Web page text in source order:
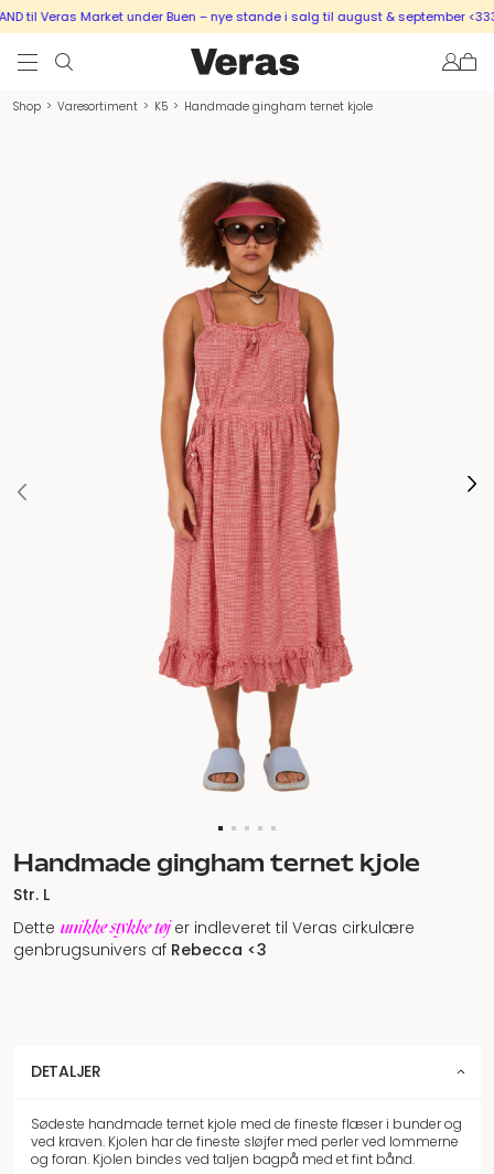
til Veras Market under Buen – nye stande i salg til august & september <333
Shop > Varesortiment > K5 > Handmade gingham ternet kjole
Handmade gingham ternet kjole
Str. L
Dette unikke stykke tøjer indleveret til Veras cirkulære
genbrugsunivers af Rebecca <3
DETALJER
Sødeste handmade ternet kjole med de fineste flæser i bunder og
ved kraven. Kjolen har de fineste sløjfer med perler ved lommerne
og foran. Kjolen bindes ved taljen bagpå med et fint bånd.